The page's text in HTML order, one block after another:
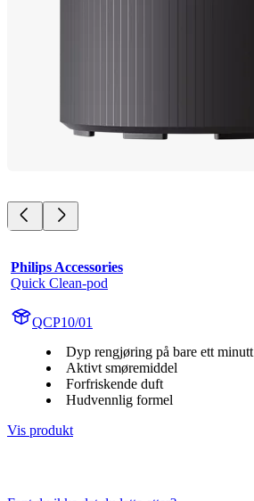
Philips Accessories
Quick Clean-pod
QCP10/01
Dyp rengjøring på bare ett minutt
Aktivt smøremiddel
Forfriskende duft
Hudvennlig formel
Vis produkt